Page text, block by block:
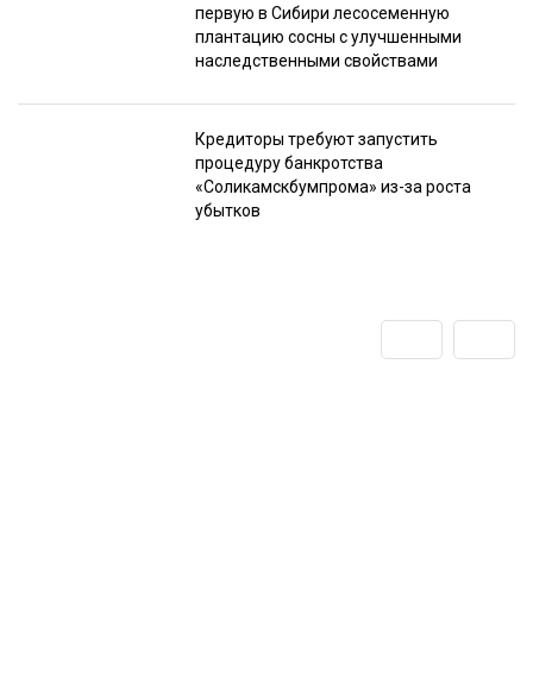
первую в Сибири лесосеменную
плантацию сосны с улучшенными
наследственными свойствами
Кредиторы требуют запустить
процедуру банкротства
«Соликамскбумпрома» из-за роста
убытков